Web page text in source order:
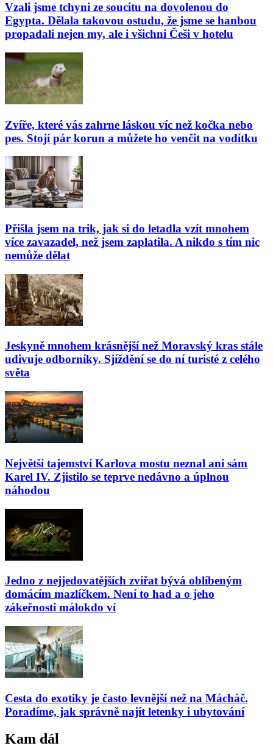
Vzali jsme tchyni ze soucitu na dovolenou do
Egypta. Dělala takovou ostudu, že jsme se hanbou
propadali nejen my, ale i všichni Češi v hotelu
Zvíře, které vás zahrne láskou víc než kočka nebo
pes. Stojí pár korun a můžete ho venčit na vodítku
Přišla jsem na trik, jak si do letadla vzít mnohem
více zavazadel, než jsem zaplatila. A nikdo s tím nic
nemůže dělat
Jeskyně mnohem krásnější než Moravský kras stále
udivuje odborníky. Sjíždění se do ní turisté z celého
světa
Největší tajemství Karlova mostu neznal ani sám
Karel IV. Zjistilo se teprve nedávno a úplnou
náhodou
Jedno z nejjedovatějších zvířat bývá oblíbeným
domácím mazlíčkem. Není to had a o jeho
zákeřnosti málokdo ví
Cesta do exotiky je často levnější než na Mácháč.
Poradíme, jak správně najít letenky i ubytování
Kam dál